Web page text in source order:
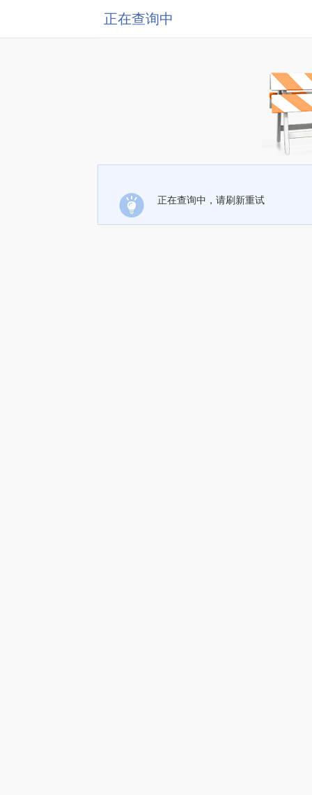
正在查询中
正在查询中，请刷新重试